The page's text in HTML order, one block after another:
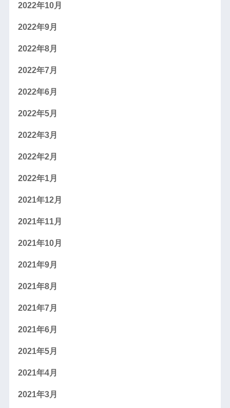
2022年10月
2022年9月
2022年8月
2022年7月
2022年6月
2022年5月
2022年3月
2022年2月
2022年1月
2021年12月
2021年11月
2021年10月
2021年9月
2021年8月
2021年7月
2021年6月
2021年5月
2021年4月
2021年3月